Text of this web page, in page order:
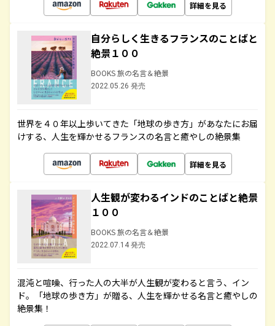
詳細を見る
自分らしく生きるフランスのことばと
絶景１００
BOOKS 旅の名言＆絶景
2022.05.26 発売
世界を４０年以上歩いてきた「地球の歩き方」があなたにお届
けする、人生を輝かせるフランスの名言と癒やしの絶景集
詳細を見る
人生観が変わるインドのことばと絶景
１００
BOOKS 旅の名言＆絶景
2022.07.14 発売
混沌と喧噪、行った人の大半が人生観が変わると言う、イン
ド。「地球の歩き方」が贈る、人生を輝かせる名言と癒やしの
絶景集！